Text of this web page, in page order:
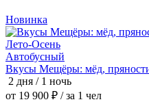
Новинка
Лето-Осень
Автобусный
Вкусы Мещёры: мёд,
2 дня / 1 ночь
от 19 900 ₽ / за 1 чел